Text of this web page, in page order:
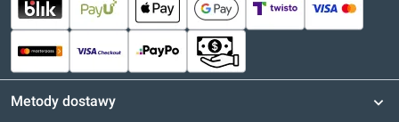
Metody dostawy